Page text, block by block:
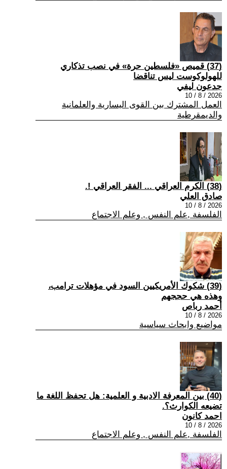
(37) قميص «فلسطين حرة» في نصب تذكاري
للهولوكوست ليس تناقضا
جدعون ليفي
2026 / 8 / 10
العمل المشترك بين القوى اليسارية والعلمانية
والديمقرطية
(38) الكرم العراقي ... الفقر العراقي !.
صادق العلي
2026 / 8 / 10
الفلسفة ,علم النفس , وعلم الاجتماع
(39) شكوك الأمريكيين السود في مؤهلات ترامب،
وهذه هي حججهم
أحمد رباص
2026 / 8 / 10
مواضيع وابحاث سياسية
(40) بين المعرفة الادبية و العلمية: هل تحفظ اللغة ما
تضيعه الكوارث؟.
احمد كانون
2026 / 8 / 10
الفلسفة ,علم النفس , وعلم الاجتماع